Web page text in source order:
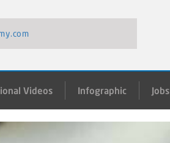
Videos Infographic Jobs